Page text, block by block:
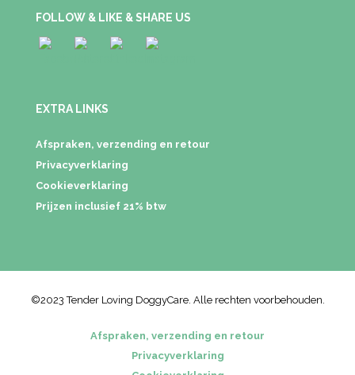
FOLLOW & LIKE & SHARE US
EXTRA LINKS
Afspraken, verzending en retour
Privacyverklaring
Cookieverklaring
Prijzen inclusief 21% btw
©2023 Tender Loving DoggyCare. Alle rechten voorbehouden.
Afspraken, verzending en retour
Privacyverklaring